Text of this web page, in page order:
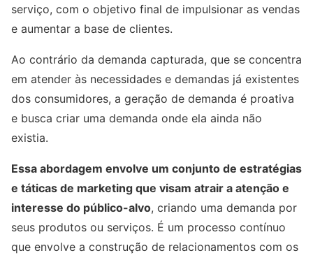
serviço, com o objetivo final de impulsionar as vendas
e aumentar a base de clientes.
Ao contrário da demanda capturada, que se concentra
em atender às necessidades e demandas já existentes
dos consumidores, a geração de demanda é proativa
e busca criar uma demanda onde ela ainda não
existia.
Essa abordagem envolve um conjunto de estratégias
e táticas de marketing que visam atrair a atenção e
interesse do público-alvo, criando uma demanda por
seus produtos ou serviços. É um processo contínuo
que envolve a construção de relacionamentos com os